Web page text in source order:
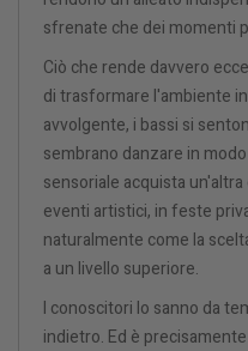
sfrenate che dei momenti
Ciò che rende davvero
di trasformare l'ambiente
avvolgente, i bassi si
sembrano danzare in
sensoriale acquista
eventi artistici, in feste
naturalmente come la
a un livello superiore.
I conoscitori lo sanno da
indietro. Ed è